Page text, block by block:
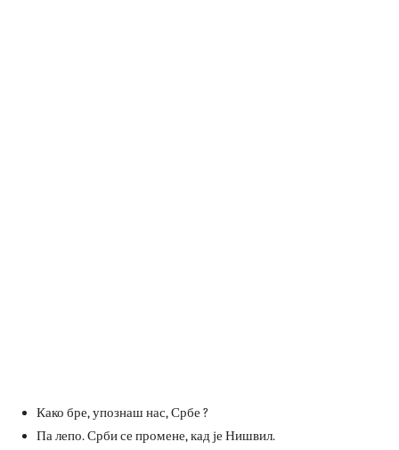
Како бре, упознаш нас, Србе ?
Па лепо. Срби се промене, кад је Нишвил.